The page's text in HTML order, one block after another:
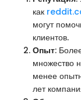
как
могут
клиентов.
Опыт:
множество
менее
лет